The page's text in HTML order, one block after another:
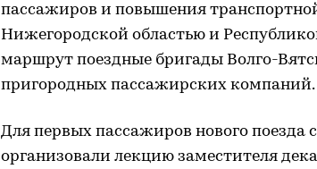
пассажиров и повышения
Нижегородской областью и
маршрут поездные бригады Волго-
пригородных пассажирских компаний.
Для первых пассажиров нового
организовали лекцию заместителя